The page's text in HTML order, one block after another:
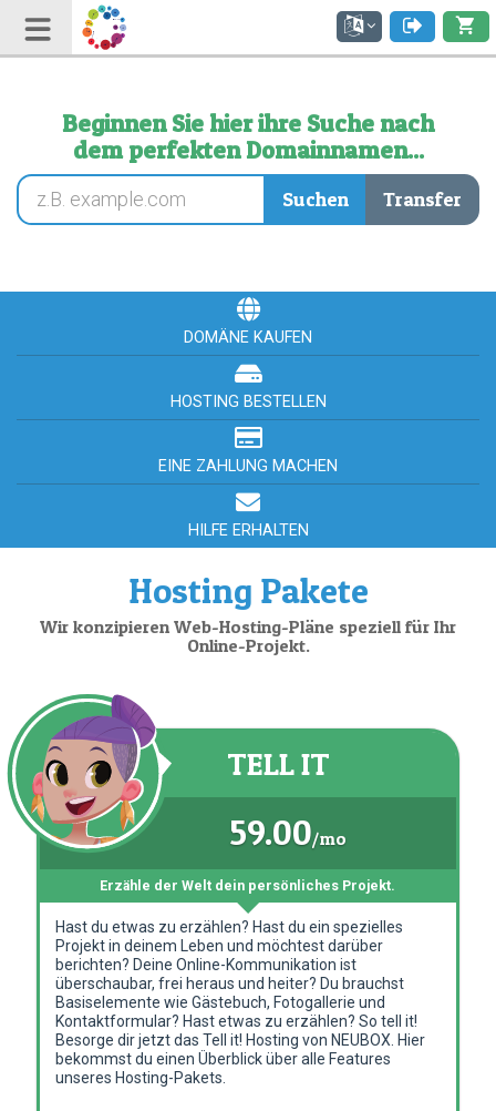
Beginnen Sie hier ihre Suche nach
dem perfekten Domainnamen...
DOMÄNE KAUFEN
HOSTING BESTELLEN
EINE ZAHLUNG MACHEN
HILFE ERHALTEN
Hosting Pakete
Wir konzipieren Web-Hosting-Pläne speziell für Ihr
Online-Projekt.
TELL IT
59.00/mo
Erzähle der Welt dein persönliches Projekt.
Hast du etwas zu erzählen? Hast du ein spezielles
Projekt in deinem Leben und möchtest darüber
berichten? Deine Online-Kommunikation ist
überschaubar, frei heraus und heiter? Du brauchst
Basiselemente wie Gästebuch, Fotogallerie und
Kontaktformular? Hast etwas zu erzählen? So tell it!
Besorge dir jetzt das Tell it! Hosting von NEUBOX. Hier
bekommst du einen Überblick über alle Features
unseres Hosting-Pakets.